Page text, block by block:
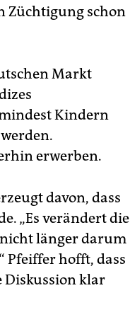
Züchtigung schon
Markt
Kindern
erwerben.
davon, dass
„Es verändert die
länger darum
Pfeiffer hofft, dass
Diskussion klar